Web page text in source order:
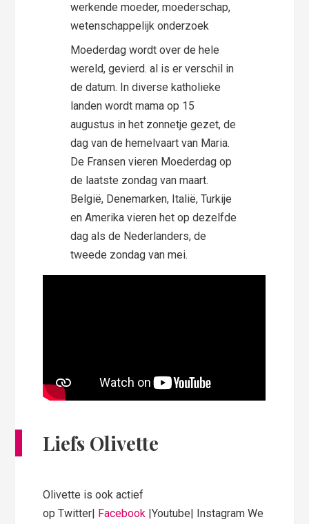
Moederdag wordt over de hele
wereld, gevierd. al is er verschil in
de datum. In diverse katholieke
landen wordt mama op 15
augustus in het zonnetje gezet, de
dag van de hemelvaart van Maria.
De Fransen vieren Moederdag op
de laatste zondag van maart.
België, Denemarken, Italië, Turkije
en Amerika vieren het op dezelfde
dag als de Nederlanders, de
tweede zondag van mei.
Liefs Olivette
Olivette is ook actief
op Twitter| Facebook |Youtube| Instagram We